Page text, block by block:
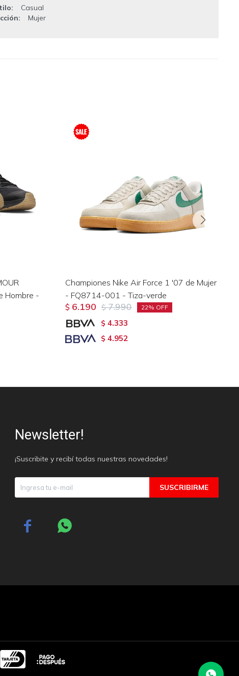
Casual
Mujer
Hombre -
Championes Nike Air Force 1 '07 de Mujer
- FQ8714-001 - Tiza-verde
$ 6.190 $ 7.990 22
$ 4.333
$ 4.952
Newsletter!
¡Suscribite y recibí todas nuestras novedades!
SUSCRIBIRME
 